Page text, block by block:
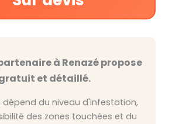
à Renazé propose
et détaillé.
dépend du niveau d'infestation,
des zones touchées et du